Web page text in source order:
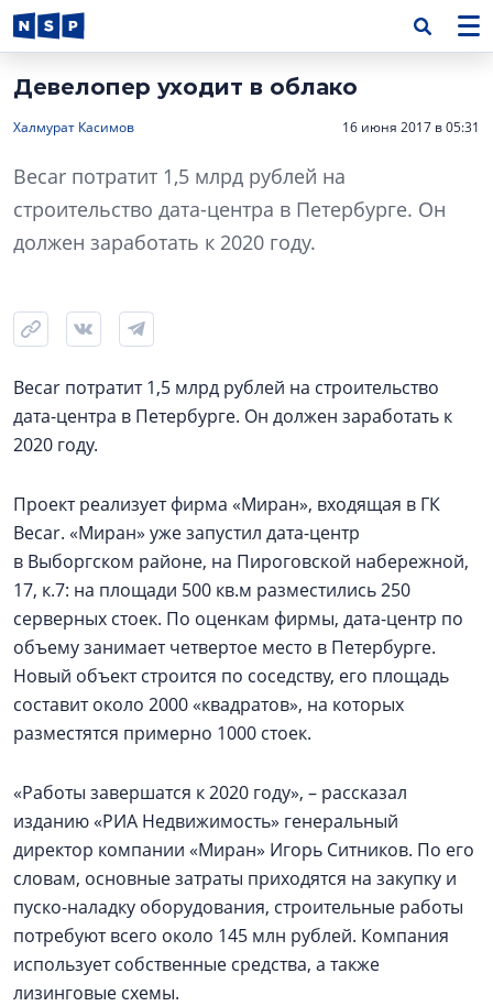
Девелопер уходит в облако
Халмурат Касимов 16 июня 2017 в 05:31
Becar потратит 1,5 млрд рублей на
строительство дата-центра в Петербурге. Он
должен заработать к 2020 году.
Becar потратит 1,5 млрд рублей на строительство
дата-центра в Петербурге. Он должен заработать к
2020 году.
Проект реализует фирма «Миран», входящая в ГК
Becar. «Миран» уже запустил дата-центр
в Выборгском районе, на Пироговской набережной,
17, к.7: на площади 500 кв.м разместились 250
серверных стоек. По оценкам фирмы, дата-центр по
объему занимает четвертое место в Петербурге.
Новый объект строится по соседству, его площадь
составит около 2000 «квадратов», на которых
разместятся примерно 1000 стоек.
«Работы завершатся к 2020 году», – рассказал
изданию «РИА Недвижимость» генеральный
директор компании «Миран» Игорь Ситников. По его
словам, основные затраты приходятся на закупку и
пуско-наладку оборудования, строительные работы
потребуют всего около 145 млн рублей. Компания
использует собственные средства, а также
лизинговые схемы.